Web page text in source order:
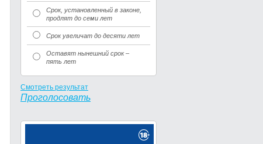
Срок, установленный в законе,
продлят до семи лет
Срок увеличат до десяти лет
Оставят нынешний срок –
пять лет
Смотреть результат
Проголосовать